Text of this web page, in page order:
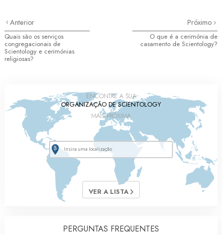
Anterior
Quais são os serviços
congregacionais de
Scientology e cerimónias
religiosas?
Próximo
O que é a cerimónia de
casamento de Scientology?
ENCONTRE A SUA
ORGANIZAÇÃO DE SCIENTOLOGY
MAIS PRÓXIMA
VER A LISTA
PERGUNTAS FREQUENTES